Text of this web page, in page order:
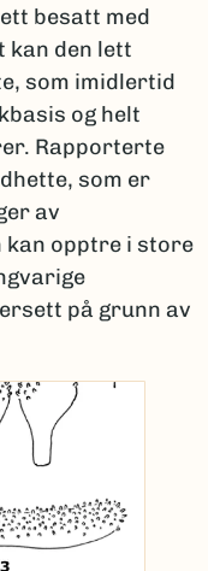
besatt med
kan den lett
som imidlertid
og helt
Rapporterte
som er
av
kan opptre i store
på grunn av